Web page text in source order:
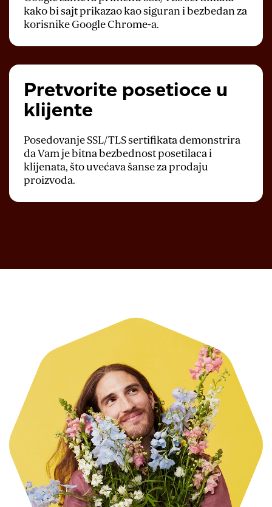
kako bi sajt prikazao kao siguran i bezbedan za
korisnike Google Chrome-a.
Pretvorite posetioce u
klijente
Posedovanje SSL/TLS sertifikata demonstrira
da Vam je bitna bezbednost posetilaca i
klijenata, što uvećava šanse za prodaju
proizvoda.